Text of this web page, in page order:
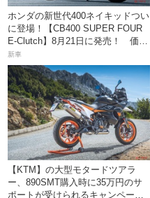
ホンダの新世代400ネイキッドつい
に登場！【CB400 SUPER FOUR
E-Clutch】8月21日に発売！ 価格
99万8800円
新車
【KTM】の大型モタードツアラ
ー、890SMT購入時に35万円のサ
ポートが受けられるキャンペーン